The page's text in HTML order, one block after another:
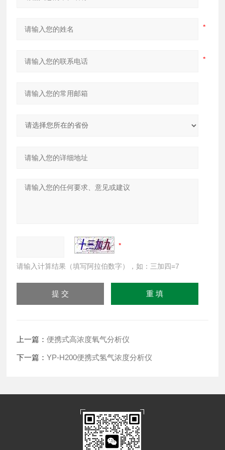
请输入计算结果（填写阿拉伯数字），如：三加四=7
上一篇：便携式高浓度氧气分析仪
下一篇：YP-H200便携式氢气浓度分析仪